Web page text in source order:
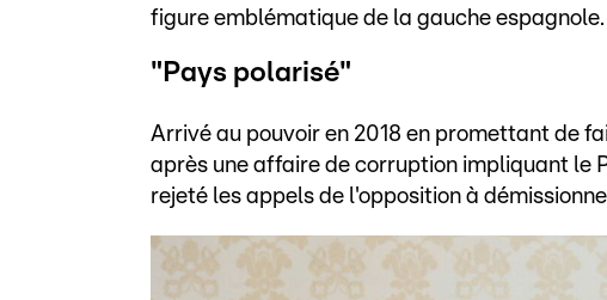
figure emblématique de la gauche espagnole.
"Pays polarisé"
Arrivé au pouvoir en 2018 en promettant de
après une affaire de corruption impliquant le
rejeté les appels de l'opposition à